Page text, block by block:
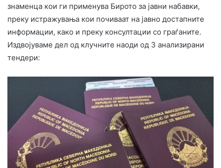
знаменца кои ги применува Бирото за јавни набавки,
преку истражувања кои почиваат на јавно достапните
информации, како и преку консултации со граѓаните.
Издвојуваме дел од клучните наоди од 3 анализирани
тендери: